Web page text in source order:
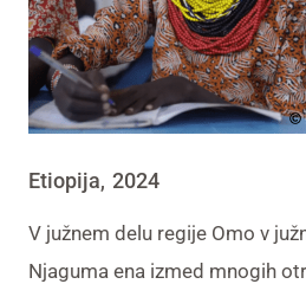
Etiopija, 2024
V južnem delu regije Omo v
Njaguma ena izmed mnogih